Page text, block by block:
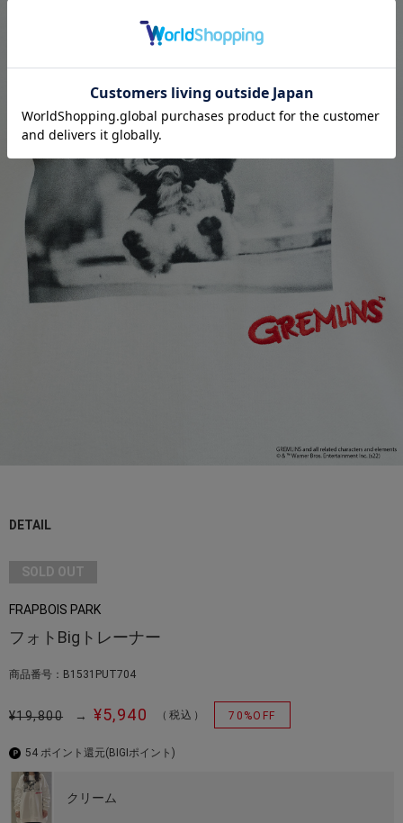
DETAIL
SOLD OUT
FRAPBOIS PARK
フォトBigトレーナー
商品番号：B1531PUT704
¥19,800 → ¥5,940 （税込） 70%OFF
54 ポイント還元(BIGIポイント)
クリーム